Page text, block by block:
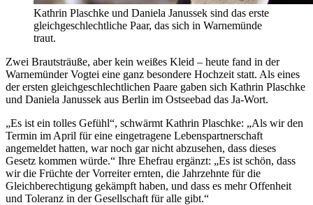
Kathrin Plaschke und Daniela Janussek sind das erste
gleichgeschlechtliche Paar, das sich in Warnemünde
traut.
Zwei Brautsträuße, aber kein weißes Kleid – heute fand in der
Warnemünder Vogtei eine ganz besondere Hochzeit statt. Als eines
der ersten gleichgeschlechtlichen Paare gaben sich Kathrin Plaschke
und Daniela Janussek aus Berlin im Ostseebad das Ja-Wort.
„Es ist ein tolles Gefühl“, schwärmt Kathrin Plaschke: „Als wir den
Termin im April für eine eingetragene Lebenspartnerschaft
angemeldet hatten, war noch gar nicht abzusehen, dass dieses
Gesetz kommen würde.“ Ihre Ehefrau ergänzt: „Es ist schön, dass
wir die Früchte der Vorreiter ernten, die Jahrzehnte für die
Gleichberechtigung gekämpft haben, und dass es mehr Offenheit
und Toleranz in der Gesellschaft für alle gibt.“